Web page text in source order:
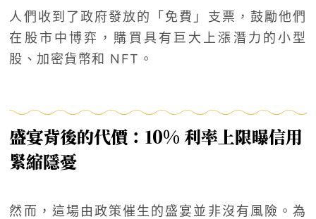
人們收到了政府發放的「免費」支票，鼓勵他們
在股市中博弈，購買具有巨大上漲潛力的小型
股、加密貨幣和 NFT。
盛宴背後的代價：10% 利率上限曝信用
緊縮隱憂
然而，這場由政策催生的盛宴並非沒有風險。為